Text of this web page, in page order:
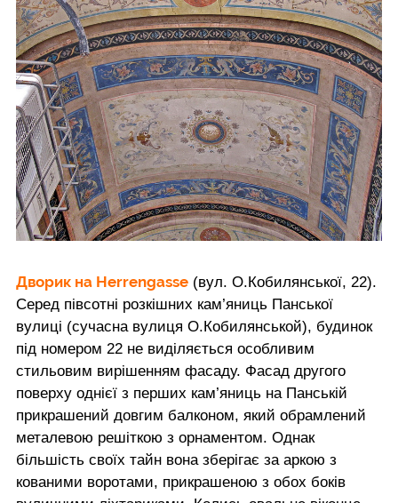
Дворик на Herrengasse (вул. О.Кобилянської, 22).
Серед півсотні розкішних кам’яниць Панської
вулиці (сучасна вулиця О.Кобилянськой), будинок
під номером 22 не виділяється особливим
стильовим вирішенням фасаду. Фасад другого
поверху однієї з перших кам’яниць на Панській
прикрашений довгим балконом, який обрамлений
металевою решіткою з орнаментом. Однак
більшість своїх тайн вона зберігає за аркою з
кованими воротами, прикрашеною з обох боків